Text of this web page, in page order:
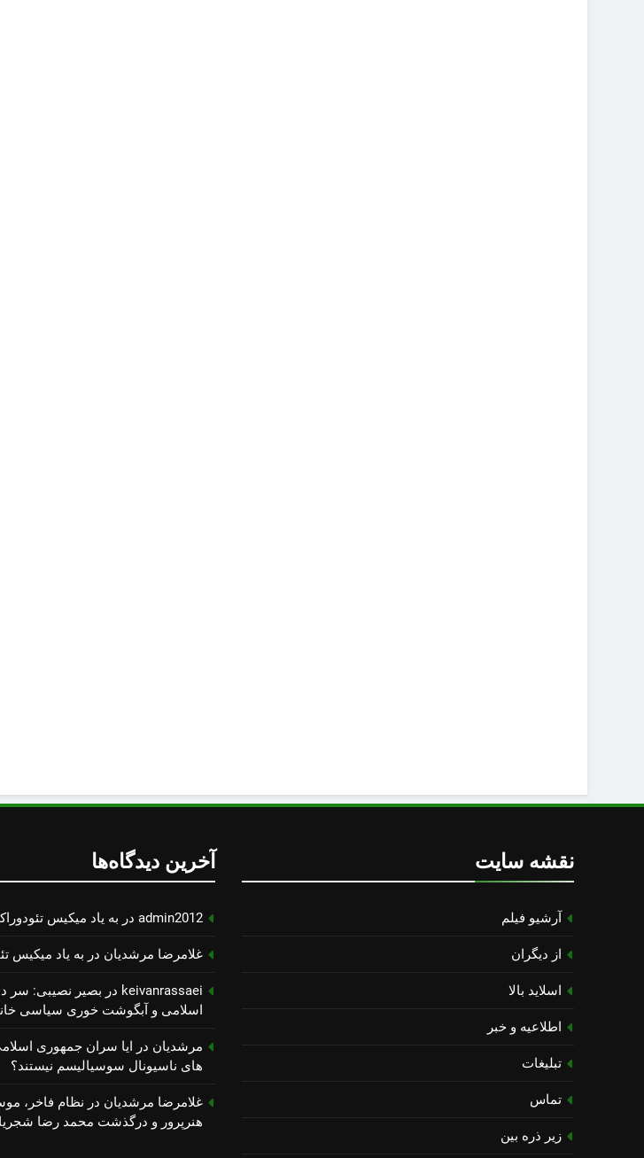
نقشه سایت
آرشیو فیلم
از دیگران
اسلاید بالا
اطلاعیه و خبر
تبلیغات
تماس
زیر ذره بین
آخرین دیدگاه‌ها
admin2012 در به یاد میكیس
غلامرضا مرشدیان در به یاد میكیس
keivanrassaei در بصیر نصیبی: سر
اسلامی و آبگوشت خوری سیاسی
مرشدیان در ایا سران جمهوری
های ناسیونال سوسیالیسم نیستند؟
غلامرضا مرشدیان در نظام فاخر،
هنرپرور و درگذشت محمد رضا